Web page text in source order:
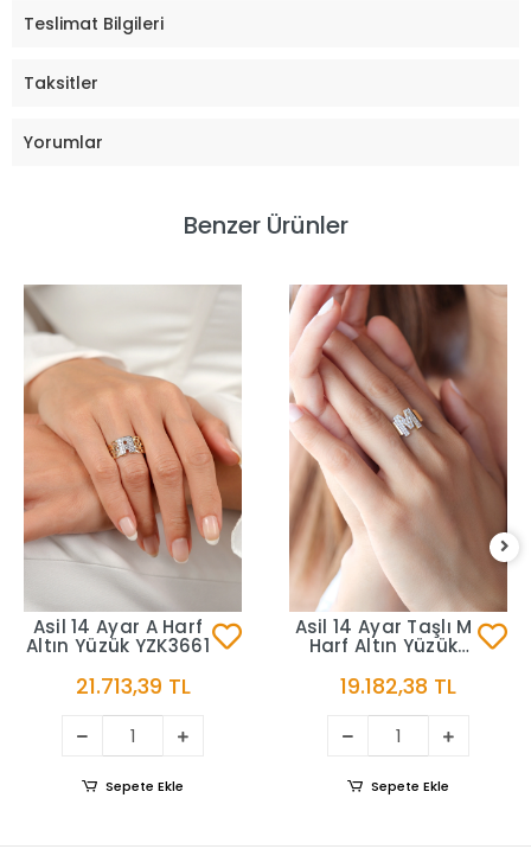
Teslimat Bilgileri
Taksitler
Yorumlar
Benzer Ürünler
Asil 14 Ayar A Harf
Altın Yüzük YZK3661
21.713,39 TL
Sepete Ekle
Asil 14 Ayar Taşlı M
Harf Altın Yüzük
19.182,38 TL
Sepete Ekle